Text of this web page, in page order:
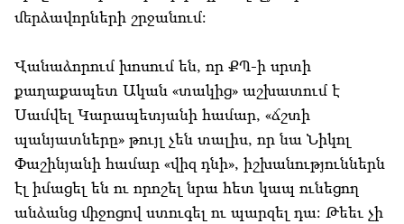
մերձավորների շրջանում:
Վանաձորում խոսում են, որ ՔՊ-ի սրտի
քաղաքապետ Ական «տակից» աշխատում է
Սամվել Կարապետյանի համար, «ճշտի
պանյատները» թույլ չեն տալիս, որ նա Նիկոլ
Փաշինյանի համար «վիզ դնի», իշխանություններն
էլ իմացել են ու որոշել նրա հետ կապ ունեցող
անձանց միջոցով ստուգել ու պարզել դա: Թեեւ չի